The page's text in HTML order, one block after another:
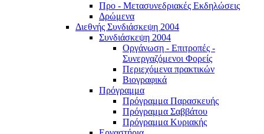
Προ - Μετασυνεδριακές Εκδηλώσεις
Δρώμενα
Διεθνής Συνδιάσκεψη 2004
Συνδιάσκεψη 2004
Οργάνωση - Επιτροπές -
Συνεργαζόμενοι Φορείς
Περιεχόμενα πρακτικών
Βιογραφικά
Πρόγραμμα
Πρόγραμμα Παρασκευής
Πρόγραμμα Σαββάτου
Πρόγραμμα Κυριακής